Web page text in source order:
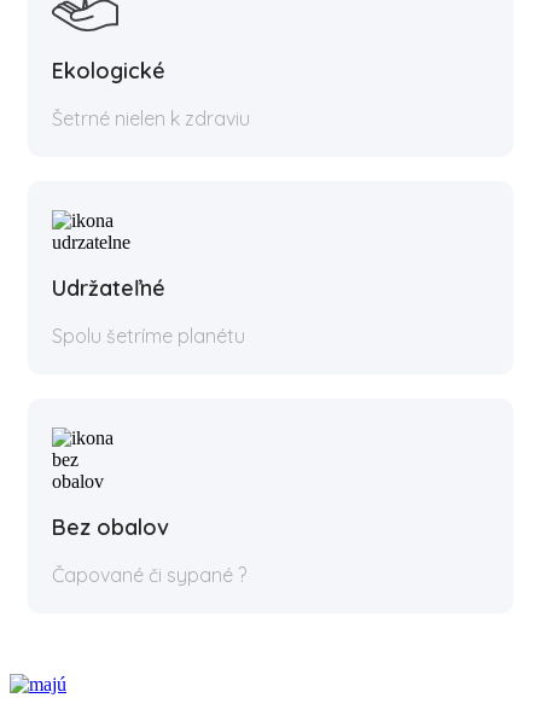
Ekologické
Šetrné nielen k zdraviu
Udržateľné
Spolu šetríme planétu
Bez obalov
Čapované či sypané ?